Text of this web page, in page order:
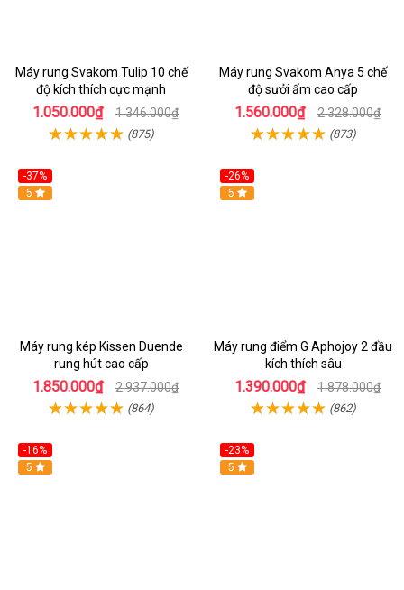
Máy rung Svakom Tulip 10 chế
độ kích thích cực mạnh
1.050.000₫ 1.346.000₫
(875)
Máy rung Svakom Anya 5 chế
độ sưởi ấm cao cấp
1.560.000₫ 2.328.000₫
(873)
-37%
Hot
5
Máy rung kép Kissen Duende
rung hút cao cấp
1.850.000₫ 2.937.000₫
(864)
-26%
Hot
5
Máy rung điểm G Aphojoy 2 đầu
kích thích sâu
1.390.000₫ 1.878.000₫
(862)
-16%
Hot
5
-23%
Hot
5